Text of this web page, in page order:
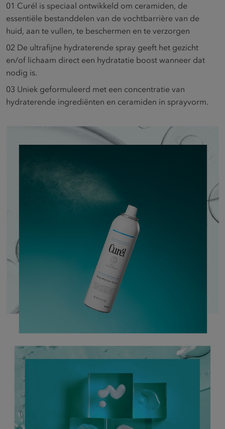
01 Curél is speciaal ontwikkeld om ceramiden, de
essentiële bestanddelen van de vochtbarrière van de
huid, aan te vullen, te beschermen en te verzorgen​
02 De ultrafijne hydraterende spray geeft het gezicht
en/of lichaam direct een hydratatie boost wanneer dat
nodig is.​
03 Uniek geformuleerd met een concentratie van
hydraterende ingrediënten en ceramiden in sprayvorm.​